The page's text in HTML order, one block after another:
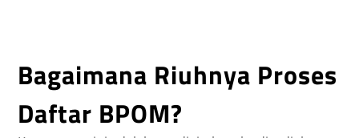
Bagaimana Riuhnya Proses
Daftar BPOM?